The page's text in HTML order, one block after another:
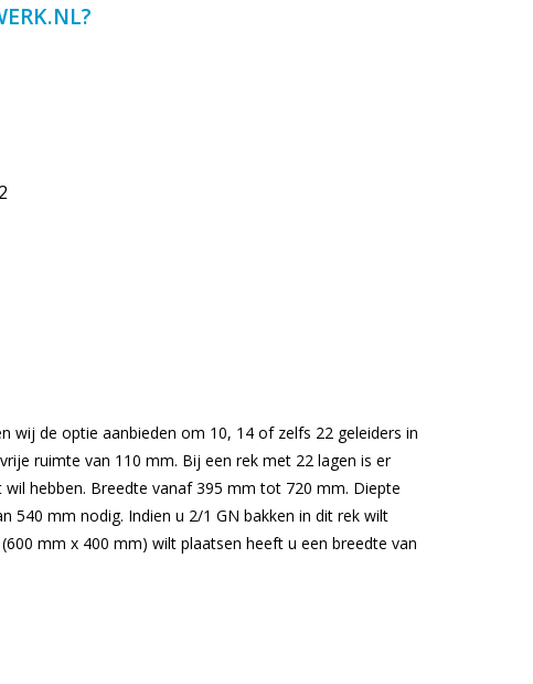
wij de optie aanbieden om 10, 14 of zelfs 22 geleiders in
ruimte van 110 mm. Bij een rek met 22 lagen is er
hebben. Breedte vanaf 395 mm tot 720 mm. Diepte
540 mm nodig. Indien u 2/1 GN bakken in dit rek wilt
mm x 400 mm) wilt plaatsen heeft u een breedte van